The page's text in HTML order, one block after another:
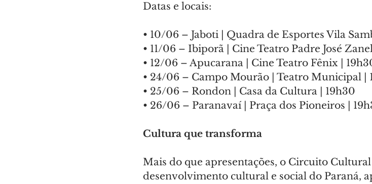
Datas e locais:
• 10/06 – Jaboti | Quadra de Esportes Vila
• 11/06 – Ibiporã | Cine Teatro Padre José
• 12/06 – Apucarana | Cine Teatro Fênix |
• 24/06 – Campo Mourão | Teatro Municipal |
• 25/06 – Rondon | Casa da Cultura | 19h30
• 26/06 – Paranavaí | Praça dos Pioneiros |
Cultura que transforma
Mais do que apresentações, o Circuito
desenvolvimento cultural e social do Paraná,